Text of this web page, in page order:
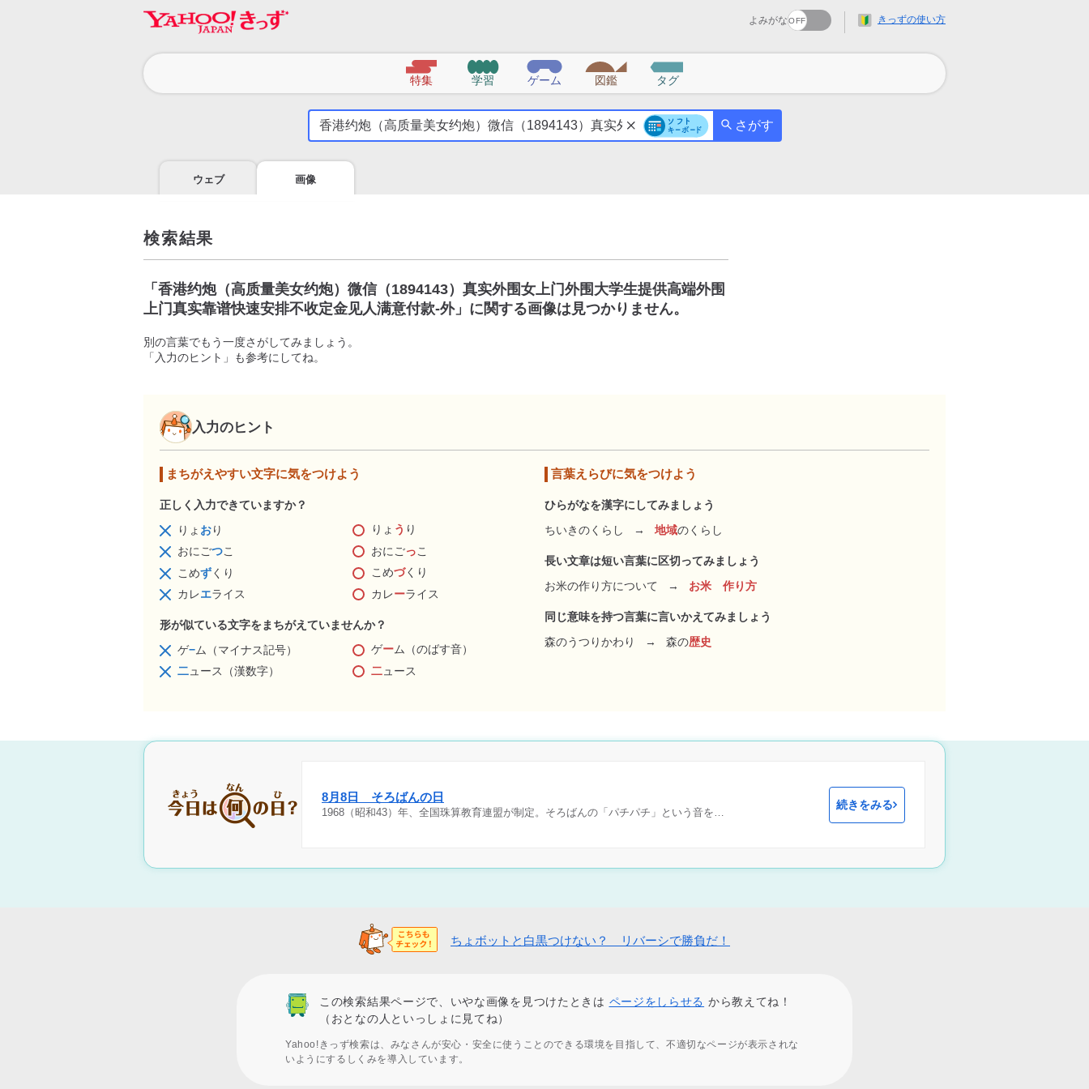
よみがな きっずの使い方
特集 学習 ゲーム 図鑑 タグ
気
こ
う
さがす
ウェブ 画像
検索結果
「 香港约炮（高质量美女约炮）微信（1894143）真实外围女上门外围大学生提供高端外围
上门真实靠谱快速安排不收定金见人满意付款-外」に関する画像は見つかりません。
別の言葉でもう一度さがしてみましょう。
「入力のヒント」も参考にしてね。
入力のヒント
まちがえやすい文字に気をつけよう
正しく入力できていますか？
りょ おり りょ う り
おにごつこ おにごっこ
こめずくり こめづくり
カレエライス カレーライス
形が似ている文字をまちがえていませんか？
ゲ−ム（マイナス記号） ゲーム（のばす音）
二ュース（漢数字） 二ュース
言葉えらびに気をつけよう
ひらがなを漢字にしてみましょう
ちいきのくらし
→ 地域のくらし
長い文章は短い言葉に区切ってみましょう
お米の作り方について
→ お米 作り方
同じ意味を持つ言葉に言いかえてみましょう
森のうつりかわり
→ 森の歴史
8月8日 そろばんの日
1968（昭和43）年、全国珠算教育連盟が制定。そろばんの「パチパチ」という音を…
続きをみる
ちょボットと白黒つけない？ リバーシで勝負だ！
この検索結果ページで、いやな画像を見つけたときは ページをしらせる から教えてね！
（おとなの人といっしょに見てね）
Yahoo!きっず検索は、みなさんが安心・安全に使うことのできる環境を目指して、不適切なページが表示されな
いようにするしくみを導入しています。